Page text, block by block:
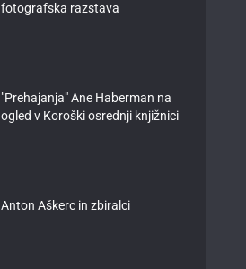
fotografska razstava
"Prehajanja" Ane Haberman na
ogled v Koroški osrednji knjižnici
Anton Aškerc in zbiralci